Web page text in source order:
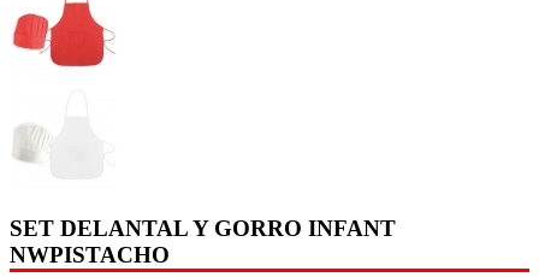
SET DELANTAL Y GORRO INFANT
NWPISTACHO